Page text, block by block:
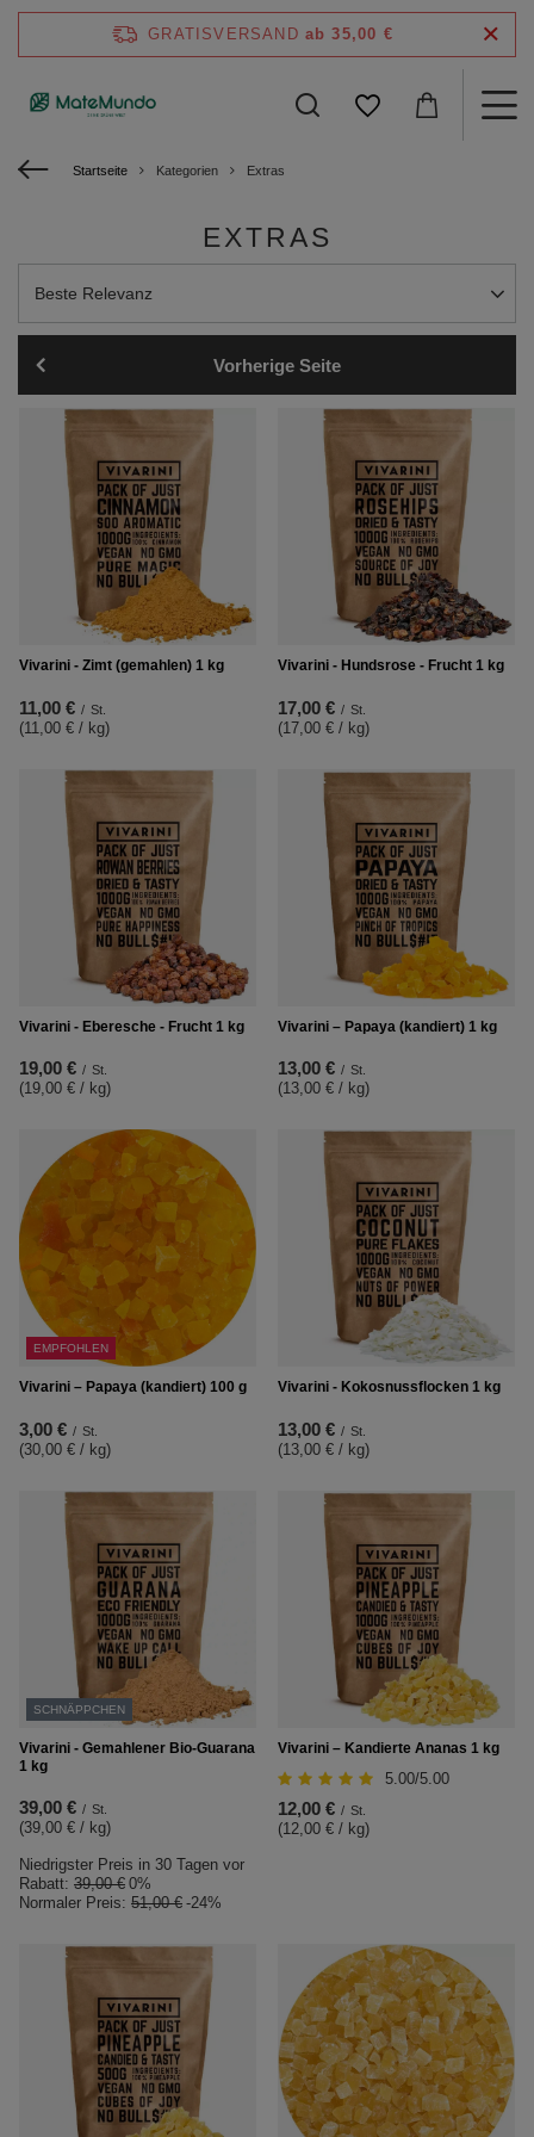
GRATISVERSAND ab 35,00 €
Startseite Kategorien Extras
EXTRAS
Sortierung ändern
Beste Relevanz
Vorherige Seite
Vivarini - Zimt (gemahlen) 1 kg
11,00 € / St.
(11,00 € / kg)
Vivarini - Hundsrose - Frucht 1 kg
17,00 € / St.
(17,00 € / kg)
Vivarini - Eberesche - Frucht 1 kg
19,00 € / St.
(19,00 € / kg)
Vivarini – Papaya (kandiert) 1 kg
13,00 € / St.
(13,00 € / kg)
EMPFOHLEN
Vivarini – Papaya (kandiert) 100 g
3,00 € / St.
(30,00 € / kg)
Vivarini - Kokosnussflocken 1 kg
13,00 € / St.
(13,00 € / kg)
SCHNÄPPCHEN
Vivarini - Gemahlener Bio-Guarana
1 kg
39,00 € / St.
(39,00 € / kg)
Niedrigster Preis in 30 Tagen vor
Rabatt: 39,00 € 0%
Normaler Preis: 51,00 € -24%
Vivarini – Kandierte Ananas 1 kg
5.00/5.00
12,00 € / St.
(12,00 € / kg)